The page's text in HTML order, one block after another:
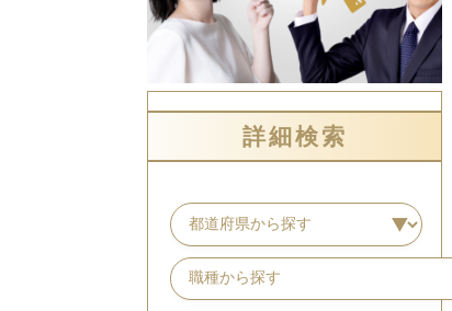
詳細検索